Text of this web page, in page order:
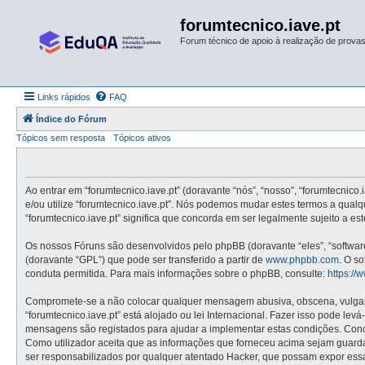
forumtecnico.iave.pt
Forum técnico de apoio à realização de
Links rápidos FAQ
Índice do Fórum
Tópicos sem resposta
Tópicos ativos
Ao entrar em “forumtecnico.iave.pt” (doravante “nós”, “nosso”,
e/ou utilize “forumtecnico.iave.pt”. Nós podemos mudar estes termos a
“forumtecnico.iave.pt” significa que concorda em ser legalmente sujeito a
Os nossos Fóruns são desenvolvidos pelo phpBB (doravante “eles”,
(doravante “GPL”) que pode ser transferido a partir de www.phpbb.com. O
conduta permitida. Para mais informações sobre o phpBB, consulte: https://
Compromete-se a não colocar qualquer mensagem abusiva, obscena,
“forumtecnico.iave.pt” está alojado ou lei Internacional. Fazer isso pode
mensagens são registados para ajudar a implementar estas condições.
Como utilizador aceita que as informações que forneceu acima sejam
ser responsabilizados por qualquer atentado Hacker, que possam expor